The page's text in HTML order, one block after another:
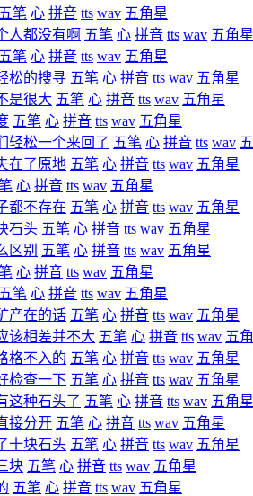
五笔 心 拼音 tts wav 五角星
人都没有啊 五笔 心 拼音 tts wav 五角星
五笔 心 拼音 tts wav 五角星
松的搜寻 五笔 心 拼音 tts wav 五角星
是很大 五笔 心 拼音 tts wav 五角星
五笔 心 拼音 tts wav 五角星
轻松一个来回了 五笔 心 拼音 tts wav
在了原地 五笔 心 拼音 tts wav 五角星
心 拼音 tts wav 五角星
都不存在 五笔 心 拼音 tts wav 五角星
石头 五笔 心 拼音 tts wav 五角星
区别 五笔 心 拼音 tts wav 五角星
心 拼音 tts wav 五角星
五笔 心 拼音 tts wav 五角星
产在的话 五笔 心 拼音 tts wav 五角星
该相差并不大 五笔 心 拼音 tts wav 五
格不入的 五笔 心 拼音 tts wav 五角星
检查一下 五笔 心 拼音 tts wav 五角星
这种石头了 五笔 心 拼音 tts wav 五角星
接分开 五笔 心 拼音 tts wav 五角星
十块石头 五笔 心 拼音 tts wav 五角星
块 五笔 心 拼音 tts wav 五角星
五笔 心 拼音 tts wav 五角星